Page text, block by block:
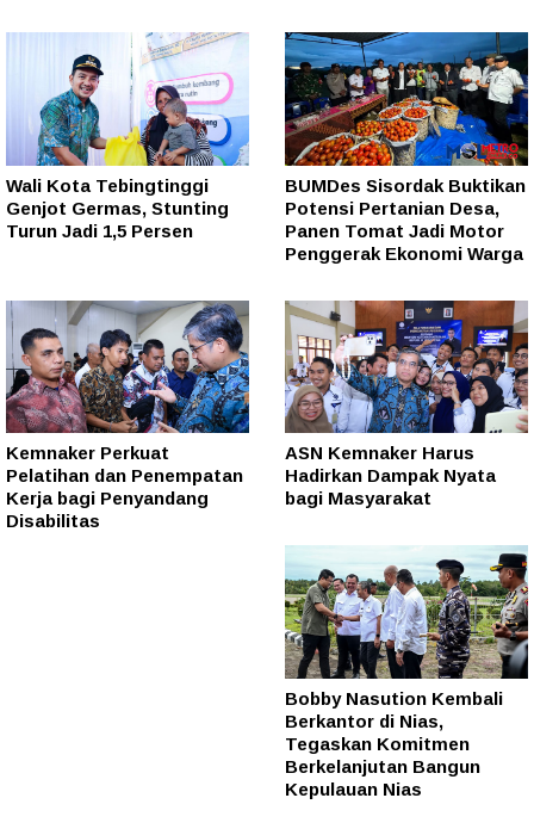
Wali Kota Tebingtinggi
Genjot Germas, Stunting
Turun Jadi 1,5 Persen
BUMDes Sisordak Buktikan
Potensi Pertanian Desa,
Panen Tomat Jadi Motor
Penggerak Ekonomi Warga
Kemnaker Perkuat
Pelatihan dan Penempatan
Kerja bagi Penyandang
Disabilitas
ASN Kemnaker Harus
Hadirkan Dampak Nyata
bagi Masyarakat
Bobby Nasution Kembali
Berkantor di Nias,
Tegaskan Komitmen
Berkelanjutan Bangun
Kepulauan Nias